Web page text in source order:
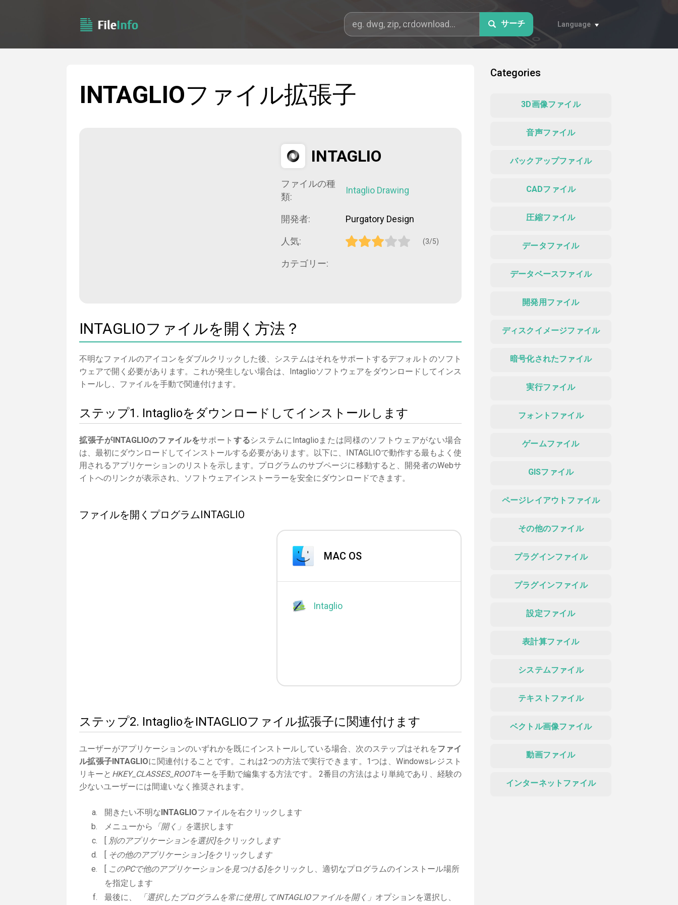
サーチ Language
INTAGLIOファイル拡張子
INTAGLIO
ファイルの種
類:
Intaglio Drawing
開発者: Purgatory Design
人気: (3/5)
カテゴリー:
INTAGLIOファイルを開く方法？
不明なファイルのアイコンをダブルクリックした後、システムはそれをサポートするデフォルトのソフト
ウェアで開く必要があります。これが発生しない場合は、Intaglioソフトウェアをダウンロードしてインス
トールし、ファイルを手動で関連付けます。
ステップ1. Intaglioをダウンロードしてインストールします
拡張子がINTAGLIOのファイルをサポートするシステムにIntaglioまたは同様のソフトウェアがない場合
は、最初にダウンロードしてインストールする必要があります。以下に、INTAGLIOで動作する最もよく使
用されるアプリケーションのリストを示します。プログラムのサブページに移動すると、開発者のWebサ
イトへのリンクが表示され、ソフトウェアインストーラーを安全にダウンロードできます。
ファイルを開くプログラムINTAGLIO
MAC OS
Intaglio
ステップ2. IntaglioをINTAGLIOファイル拡張子に関連付けます
ユーザーがアプリケーションのいずれかを既にインストールしている場合、次のステップはそれをファイ
ル拡張子INTAGLIOに関連付けることです。これは2つの方法で実行できます。1つは、Windowsレジスト
リキーと HKEY_CLASSES_ROOTキーを手動で編集する方法です。 2番目の方法はより単純であり、経験の
少ないユーザーには間違いなく推奨されます。
開きたい不明なINTAGLIOファイルを右クリックします
メニューから
「開く」を選択します
[ 別のアプリケーションを選択]をクリックし ます
[ その他のアプリケーション]をクリックし ます
[ このPCで他のアプリケーションを見つける]をクリックし、適切なプログラムのインストール場所
を指定します
最後に、
「選択したプログラムを常に使用してINTAGLIOファイルを開く」 オプションを選択し、
Categories
3D画像ファイル
音声ファイル
バックアップファイル
CADファイル
圧縮ファイル
データファイル
データベースファイル
開発用ファイル
ディスクイメージファイル
暗号化されたファイル
実行ファイル
フォントファイル
ゲームファイル
GISファイル
ページレイアウトファイル
その他のファイル
プラグインファイル
プラグインファイル
設定ファイル
表計算ファイル
システムファイル
テキストファイル
ベクトル画像ファイル
動画ファイル
インターネットファイル